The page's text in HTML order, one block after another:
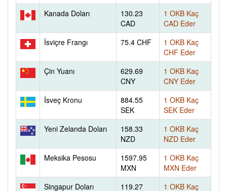
Kanada Doları
130.23
CAD
1 OKB Kaç
CAD Eder
İsviçre Frangı
75.4 CHF
1 OKB Kaç
CHF Eder
Çin Yuanı
629.69
CNY
1 OKB Kaç
CNY Eder
İsveç Kronu
884.55
SEK
1 OKB Kaç
SEK Eder
Yeni Zelanda Doları
158.33
NZD
1 OKB Kaç
NZD Eder
Meksika Pesosu
1597.95
MXN
1 OKB Kaç
MXN Eder
Singapur Doları
119.27
1 OKB Kaç